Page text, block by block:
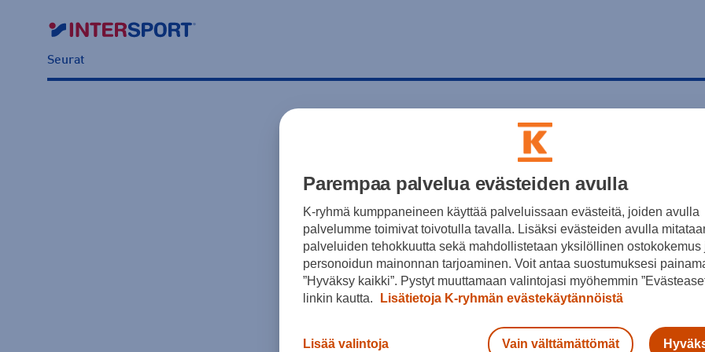
Seurat
Parempaa palvelua evästeiden avulla
K-ryhmä kumppaneineen käyttää palveluissaan evästeitä, joiden avulla
palvelumme toimivat toivotulla tavalla. Lisäksi evästeiden avulla
palveluiden tehokkuutta sekä mahdollistetaan yksilöllinen ostokokemus
personoidun mainonnan tarjoaminen. Voit antaa suostumuksesi
”Hyväksy kaikki”. Pystyt muuttamaan valintojasi myöhemmin
linkin kautta.
Lisätietoja K-ryhmän evästekäytännöistä
Lisää valintoja Vain välttämättömät